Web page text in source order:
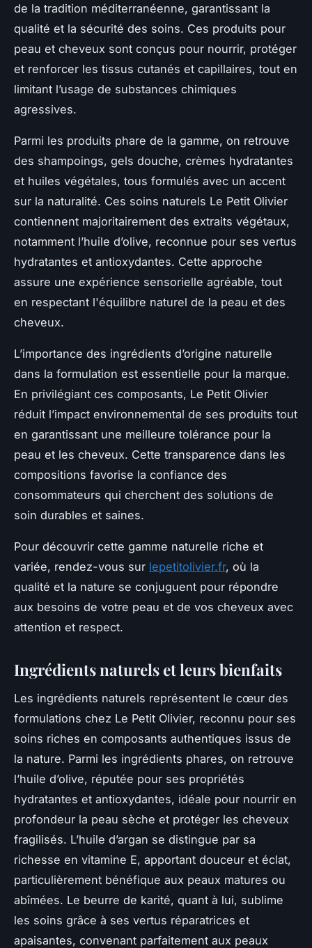
de la tradition méditerranéenne, garantissant la
qualité et la sécurité des soins. Ces produits pour
peau et cheveux sont conçus pour nourrir, protéger
et renforcer les tissus cutanés et capillaires, tout en
limitant l’usage de substances chimiques
agressives.
Parmi les produits phare de la gamme, on retrouve
des shampoings, gels douche, crèmes hydratantes
et huiles végétales, tous formulés avec un accent
sur la naturalité. Ces soins naturels Le Petit Olivier
contiennent majoritairement des extraits végétaux,
notamment l’huile d’olive, reconnue pour ses vertus
hydratantes et antioxydantes. Cette approche
assure une expérience sensorielle agréable, tout
en respectant l'équilibre naturel de la peau et des
cheveux.
L’importance des ingrédients d’origine naturelle
dans la formulation est essentielle pour la marque.
En privilégiant ces composants, Le Petit Olivier
réduit l’impact environnemental de ses produits tout
en garantissant une meilleure tolérance pour la
peau et les cheveux. Cette transparence dans les
compositions favorise la confiance des
consommateurs qui cherchent des solutions de
soin durables et saines.
Pour découvrir cette gamme naturelle riche et
variée, rendez-vous sur lepetitolivier.fr, où la
qualité et la nature se conjuguent pour répondre
aux besoins de votre peau et de vos cheveux avec
attention et respect.
Ingrédients naturels et leurs bienfaits
Les ingrédients naturels représentent le cœur des
formulations chez Le Petit Olivier, reconnu pour ses
soins riches en composants authentiques issus de
la nature. Parmi les ingrédients phares, on retrouve
l’huile d’olive, réputée pour ses propriétés
hydratantes et antioxydantes, idéale pour nourrir en
profondeur la peau sèche et protéger les cheveux
fragilisés. L’huile d’argan se distingue par sa
richesse en vitamine E, apportant douceur et éclat,
particulièrement bénéfique aux peaux matures ou
abîmées. Le beurre de karité, quant à lui, sublime
les soins grâce à ses vertus réparatrices et
apaisantes, convenant parfaitement aux peaux